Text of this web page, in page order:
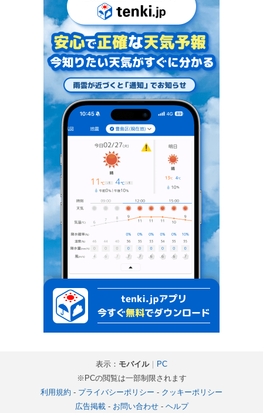
表示： モバイル｜ PC
※PCの閲覧は一部制限されます
利用規約 - プライバシーポリシー - クッキーポリシー
広告掲載- お問い合わせ- ヘルプ